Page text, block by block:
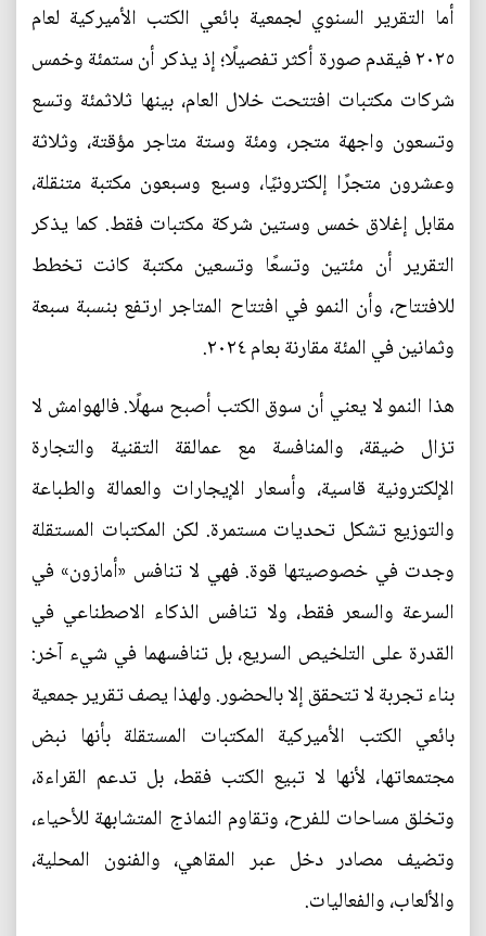
أما التقرير السنوي لجمعية بائعي الكتب الأميركية لعام
٢٠٢٥ فيقدم صورة أكثر تفصيلًا؛ إذ يذكر أن ستمئة وخمس
شركات مكتبات افتتحت خلال العام، بينها ثلاثمئة وتسع
وتسعون واجهة متجر، ومئة وستة متاجر مؤقتة، وثلاثة
وعشرون متجرًا إلكترونيًا، وسبع وسبعون مكتبة متنقلة،
مقابل إغلاق خمس وستين شركة مكتبات فقط. كما يذكر
التقرير أن مئتين وتسعًا وتسعين مكتبة كانت تخطط
للافتتاح، وأن النمو في افتتاح المتاجر ارتفع بنسبة سبعة
وثمانين في المئة مقارنة بعام ٢٠٢٤.
هذا النمو لا يعني أن سوق الكتب أصبح سهلًا. فالهوامش لا
تزال ضيقة، والمنافسة مع عمالقة التقنية والتجارة
الإلكترونية قاسية، وأسعار الإيجارات والعمالة والطباعة
والتوزيع تشكل تحديات مستمرة. لكن المكتبات المستقلة
وجدت في خصوصيتها قوة. فهي لا تنافس «أمازون» في
السرعة والسعر فقط، ولا تنافس الذكاء الاصطناعي في
القدرة على التلخيص السريع، بل تنافسهما في شيء آخر:
بناء تجربة لا تتحقق إلا بالحضور. ولهذا يصف تقرير جمعية
بائعي الكتب الأميركية المكتبات المستقلة بأنها نبض
مجتمعاتها، لأنها لا تبيع الكتب فقط، بل تدعم القراءة،
وتخلق مساحات للفرح، وتقاوم النماذج المتشابهة للأحياء،
وتضيف مصادر دخل عبر المقاهي، والفنون المحلية،
والألعاب، والفعاليات.